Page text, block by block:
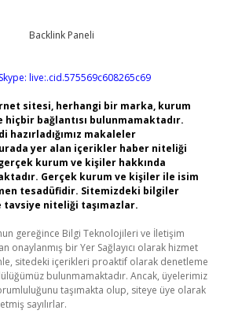
Skype: live:.cid.575569c608265c69
sitesi, herhangi bir marka, kurum
hiçbir bağlantısı bulunmamaktadır.
hazırladığımız makaleler
yer alan içerikler haber niteliği
kurum ve kişiler hakkında
Gerçek kurum ve kişiler ile isim
tesadüfidir. Sitemizdeki bilgiler
niteliği taşımazlar.
gereğince Bilgi Teknolojileri ve İletişim
onaylanmış bir Yer Sağlayıcı olarak hizmet
sitedeki içerikleri proaktif olarak denetleme
bulunmamaktadır. Ancak, üyelerimiz
taşımakta olup, siteye üye olarak
sayılırlar.